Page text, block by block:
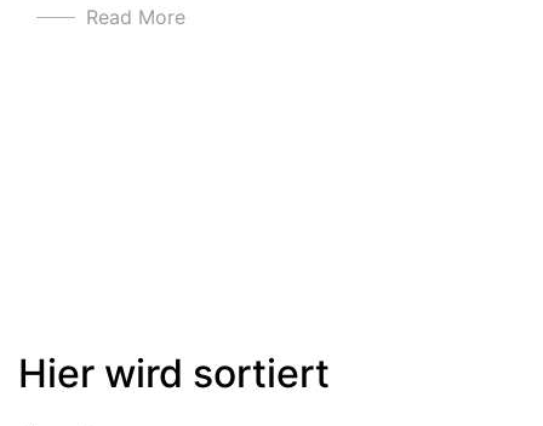
Read More
Hier wird sortiert